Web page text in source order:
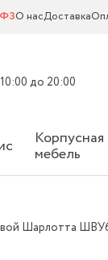
О насДоставка
до 20:00
Корпусная
мебель
Шарлотта